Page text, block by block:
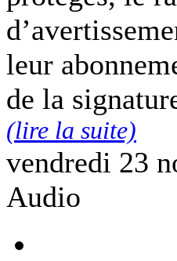
leur
de la
(lire la suite)
vendredi 23
Audio